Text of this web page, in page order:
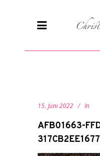
15. Juni 2022 In
AFB01663-
317CB2EE1677